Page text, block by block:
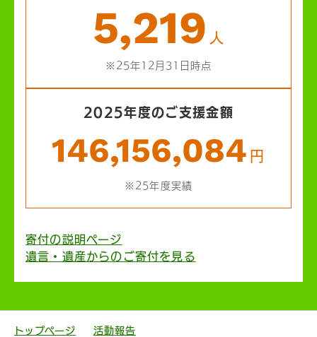
5,219 人
※25年12月31日時点
2025年度のご支援金額
146,156,084 円
※25年度実績
寄付の説明ページ
遺言・遺産からのご寄付を見る
トップページ
活動報告